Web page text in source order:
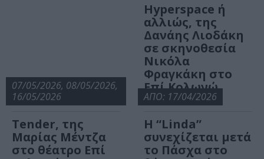
Hyperspace ή
αλλιώς, της
Δανάης Λιοδάκη
σε σκηνοθεσία
Νικόλα
Φραγκάκη στο
Επί Κολωνώ
07/05/2026, 08/05/2026,
16/05/2026
Tender, της
Μαρίας Μέντζα
στο θέατρο Επί
ΑΠΟ: 17/04/2026
H “Linda”
συνεχίζεται μετά
το Πάσχα στο